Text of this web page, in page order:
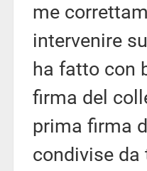
me
intervenire
ha fatto con
firma del
prima firma
condivise